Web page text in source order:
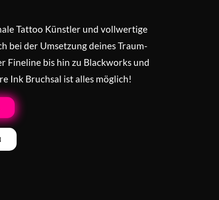
Tattoo Künstler und vollwertige
bei der Umsetzung deines Traum-
Fineline bis hin zu Blackworks und
Ink Bruchsal ist alles möglich!